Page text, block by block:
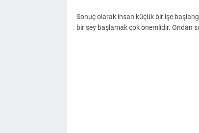
Sonuç olarak insan küçük bir işe
bir şey başlamak çok önemlidir. Ondan